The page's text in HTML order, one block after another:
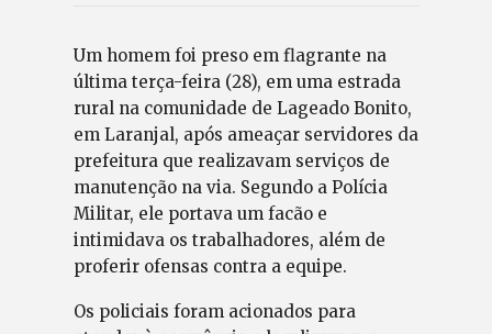
Um homem foi preso em flagrante na
última terça-feira (28), em uma estrada
rural na comunidade de Lageado Bonito,
em Laranjal, após ameaçar servidores da
prefeitura que realizavam serviços de
manutenção na via. Segundo a Polícia
Militar, ele portava um facão e
intimidava os trabalhadores, além de
proferir ofensas contra a equipe.
Os policiais foram acionados para